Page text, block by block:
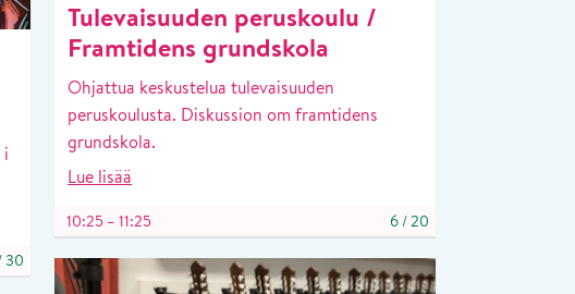
Tulevaisuuden peruskoulu /
Framtidens grundskola
Ohjattua keskustelua tulevaisuuden
peruskoulusta. Diskussion om framtidens
grundskola.
Lue lisää
10:25 – 11:25 6 /20
i
30